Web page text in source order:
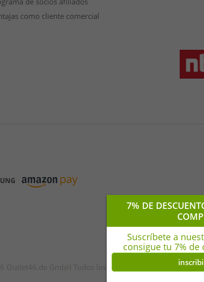
como cliente comercial
GmbH Todos los derechos reservados. |
7% DE
Suscríbete a
consigue tu 7% de